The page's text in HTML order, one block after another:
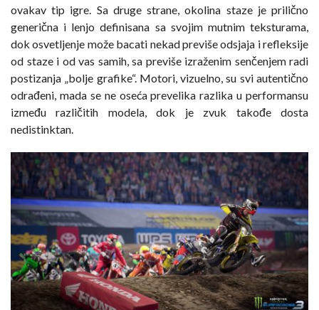
ovakav tip igre. Sa druge strane, okolina staze je prilično
generična i lenjo definisana sa svojim mutnim teksturama,
dok osvetljenje može bacati nekad previše odsjaja i refleksije
od staze i od vas samih, sa previše izraženim senčenjem radi
postizanja „bolje grafike“. Motori, vizuelno, su svi autentično
odrađeni, mada se ne oseća prevelika razlika u performansu
između različitih modela, dok je zvuk takođe dosta
nedistinktan.